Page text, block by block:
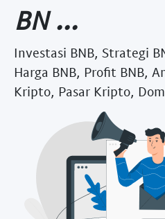
BN ...
Investasi BNB, Strategi
Harga BNB, Profit BNB,
Kripto, Pasar Kripto,